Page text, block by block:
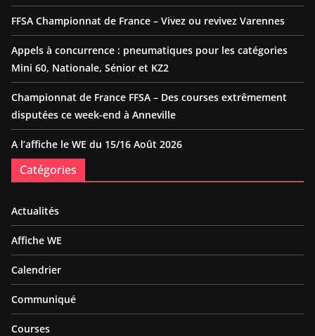
FFSA Championnat de France – Vivez ou revivez Varennes
Appels à concurrence : pneumatiques pour les catégories
Mini 60, Nationale, Sénior et KZ2
Championnat de France FFSA – Des courses extrêmement
disputées ce week-end à Anneville
A l’affiche le WE du 15/16 Août 2026
Catégories
Actualités
Affiche WE
Calendrier
Communiqué
Courses